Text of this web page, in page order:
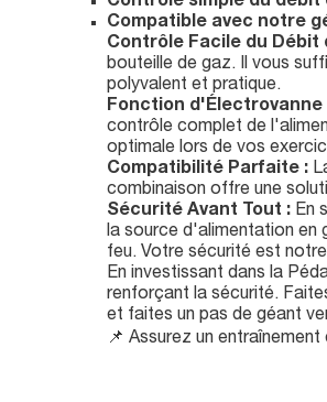
Compatible avec notre
Contrôle Facile du Débit
bouteille de gaz. Il vous
polyvalent et pratique.
Fonction d'Électrovanne
contrôle complet de
optimale lors de vos
Compatibilité Parfaite :
combinaison offre une
Sécurité Avant Tout : En
la source d'alimentation en
feu. Votre sécurité est
En investissant dans la
renforçant la sécurité.
et faites un pas de géant
📌 Assurez un